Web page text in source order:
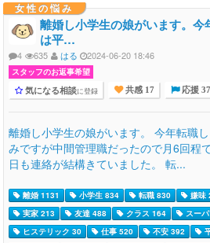
女性の悩み
離婚し小学生の娘がいます。
は平…
4 635 はる 2024-06-20 18:46
スタッフのお返事希望
気になる相談に登録 共感 17 応援 37
離婚し小学生の娘がいます。 今年転職
みですが中間管理職だったので月6回程
日も連絡が結構きていました。 転...
離婚 1131 小学生 834 転職 830 嫌味
実家 213
友達 488 クラス 164 スー
ヒステリック 30
仕事 520 不安 392